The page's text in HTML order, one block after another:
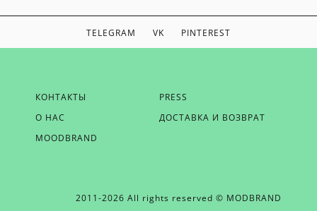
TELEGRAM VK PINTEREST
КОНТАКТЫ
PRESS
О НАС
ДОСТАВКА И ВОЗВРАТ
MOODBRAND
2011-2026 All rights reserved © MODBRAND
ЕСЛИ ВЫ ХОТИТЕ БЫТЬ В КУРСЕ НАШИХ НОВОСТЕЙ,
ОТПРАВЬТЕ НАМ СВОЙ EMAIL
ОТПРАВИТЬ EMAIL